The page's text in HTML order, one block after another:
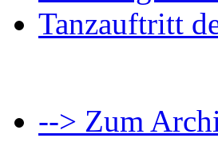
Tanzauftritt
--> Zum